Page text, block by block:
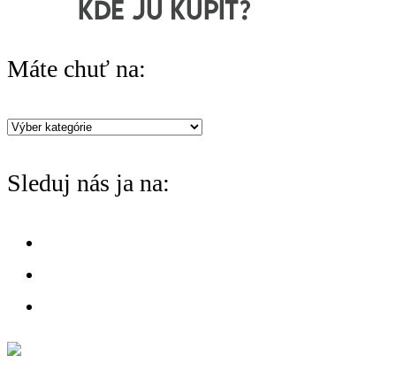
Máte chuť na:
Máte
na:
Sleduj nás ja na: